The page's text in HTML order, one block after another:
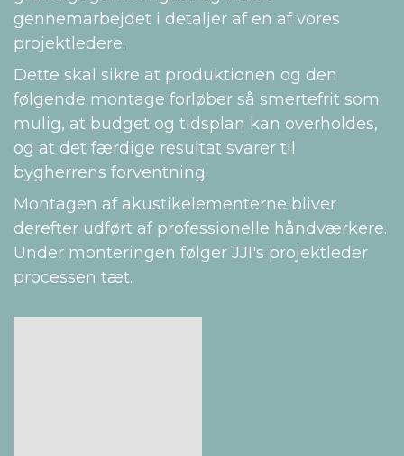
gennemarbejdet i detaljer af en af vores
projektledere.
Dette skal sikre at produktionen og den
følgende montage forløber så smertefrit som
mulig, at budget og tidsplan kan overholdes,
og at det færdige resultat svarer til
bygherrens forventning.
Montagen af akustikelementerne bliver
derefter udført af professionelle håndværkere.
Under monteringen følger JJI's projektleder
processen tæt.